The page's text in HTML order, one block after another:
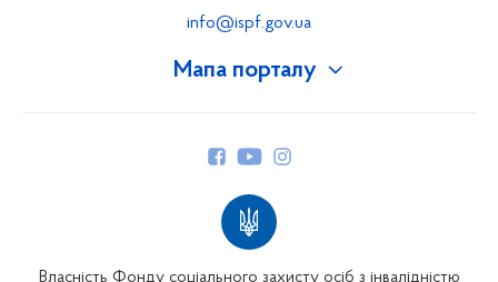
Мапа порталу
info@ispf.gov.ua
Власність Фонду соціального захисту осіб з інвалідністю